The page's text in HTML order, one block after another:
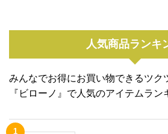
人気商品ランキ
みんなでお得にお買い物できるツク
『ビローノ』で人気のアイテムラン